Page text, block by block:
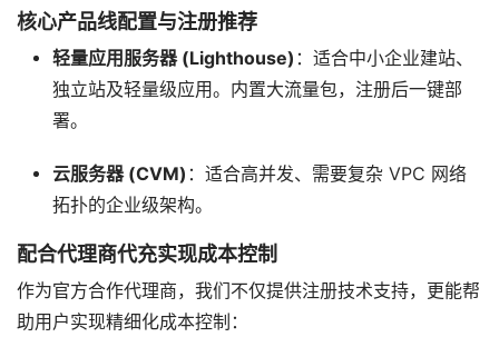
核心产品线配置与注册推荐
轻量应用服务器 (Lighthouse) ：适合中小企业建站、
独立站及轻量级应用。内置大流量包，注册后一键部
署。
云服务器 (CVM) ：适合高并发、需要复杂 VPC 网络
拓扑的企业级架构。
配合代理商代充实现成本控制
作为官方合作代理商，我们不仅提供注册技术支持，更能帮
助用户实现精细化成本控制：